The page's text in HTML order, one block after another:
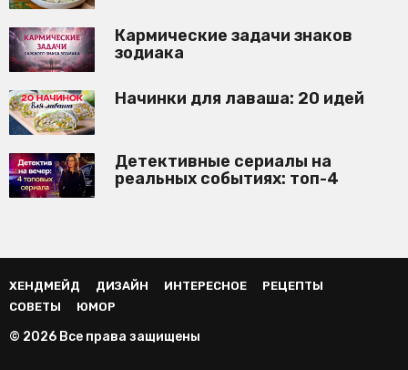
Кармические задачи знаков
зодиака
Начинки для лаваша: 20 идей
Детективные сериалы на
реальных событиях: топ-4
ХЕНДМЕЙД ДИЗАЙН ИНТЕРЕСНОЕ
РЕЦЕПТЫ
СОВЕТЫ
ЮМОР
© 2026 Все права защищены